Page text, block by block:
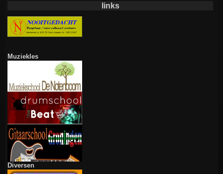
links
Muziekles
Diversen